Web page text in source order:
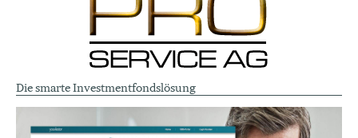
Die smarte Investmentfondslösung